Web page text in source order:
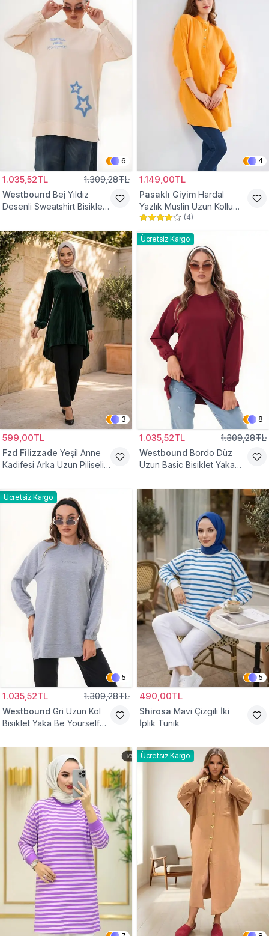
6
1.035,52TL 1.309,28TL
Westbound Bej Yıldız
Desenli Sweatshirt Bisiklet
4
1.149,00TL
Pasaklı Giyim Hardal
Yazlık Muslin Uzun Kollu
Hakim Yaka Cepli Tesettür
(4)
3
599,00TL
Fzd Filizzade Yeşil Anne
Kadifesi Arka Uzun Piliseli
Ücretsiz Kargo
8
1.035,52TL 1.309,28TL
Westbound Bordo Düz
Uzun Basic Bisiklet Yaka
Ücretsiz Kargo
5
1.035,52TL 1.309,28TL
Westbound Gri Uzun Kol
Bisiklet Yaka Be Yourself
5
490,00TL
Shirosa Mavi Çizgili İki
İplik Tunik
Ücretsiz Kargo